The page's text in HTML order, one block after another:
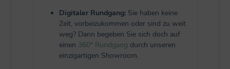
Digitaler Rundgang: Sie haben keine
Zeit, vorbeizukommen oder sind zu weit
weg? Dann begeben Sie sich doch auf
einen 360° Rundgang durch unseren
einzigartigen Showroom.